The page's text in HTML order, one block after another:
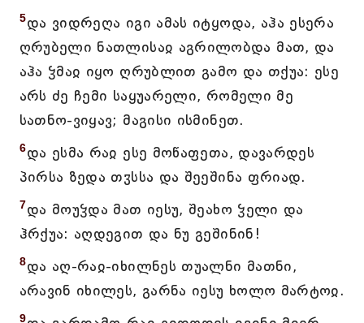
5და ვიდრეღა იგი ამას იტყოდა, აჰა ესერა
ღრუბელი ნათლისაჲ აგრილობდა მათ, და
აჰა ჴმაჲ იყო ღრუბლით გამო და თქუა: ესე
არს ძე ჩემი საყუარელი, რომელი მე
სათნო-ვიყავ; მაგისი ისმინეთ.
6და ესმა რაჲ ესე მოწაფეთა, დავარდეს
პირსა ზედა თჳსსა და შეეშინა ფრიად.
7და მოუჴდა მათ იესუ, შეახო ჴელი და
ჰრქუა: აღდეგით და ნუ გეშინინ!
8და აღ-რაჲ-იხილნეს თუალნი მათნი,
არავინ იხილეს, გარნა იესუ ხოლო მარტოჲ.
9